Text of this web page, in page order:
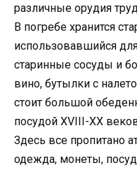
различные орудия
В погребе хранится
использовавшийся
старинные сосуды и
вино, бутылки с
стоит большой
посудой XVIII-XX
Здесь все пропитано
одежда, монеты,